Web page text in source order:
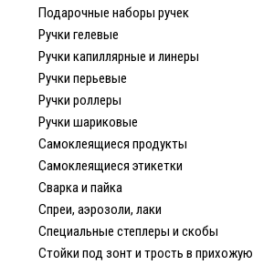
Подарочные наборы ручек
Ручки гелевые
Ручки капиллярные и линеры
Ручки перьевые
Ручки роллеры
Ручки шариковые
Самоклеящиеся продукты
Самоклеящиеся этикетки
Сварка и пайка
Спреи, аэрозоли, лаки
Специальные степлеры и скобы
Стойки под зонт и трость в прихожую